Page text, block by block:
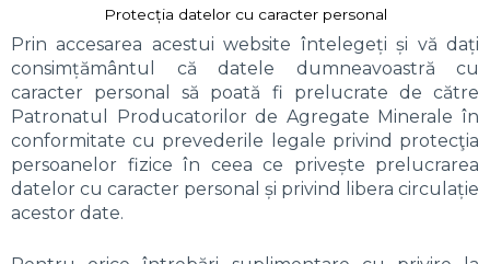
Protecția datelor cu caracter personal
Prin accesarea acestui website întelegeți și vă dați
consimțământul că datele dumneavoastră cu
caracter personal să poată fi prelucrate de către
Patronatul Producatorilor de Agregate Minerale în
conformitate cu prevederile legale privind protecţia
persoanelor fizice în ceea ce privește prelucrarea
datelor cu caracter personal și privind libera circulație
acestor date.